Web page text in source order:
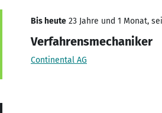
Bis heute 23 Jahre und 1 Monat,
Verfahrensmechaniker
Continental AG